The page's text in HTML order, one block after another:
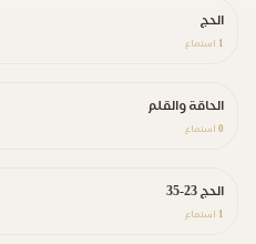
الحج
1 استماع
الحاقة والقلم
0 استماع
الحج 23-35
1 استماع